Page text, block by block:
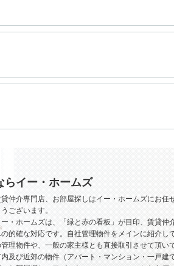
らイー・ホームズ
仲介専門店、お部屋探しはイー・ホームズにお
うございます。
ー・ホームズは、「緑と赤の看板」が目印、賃貸
的確な対応です。自社管理物件をメインに紹介
理物件や、一般の家主様とも直接取引させて頂い
及び近郊の物件（アパート・マンション・一戸